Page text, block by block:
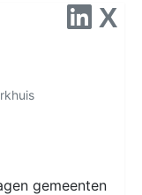
gemeenten